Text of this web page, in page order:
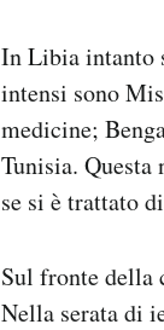
In Libia intanto
intensi sono
medicine;
Tunisia.
se si è trattato
Sul fronte della
Nella serata di